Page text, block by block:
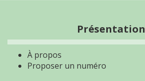
Présentation
À propos
Proposer un numéro